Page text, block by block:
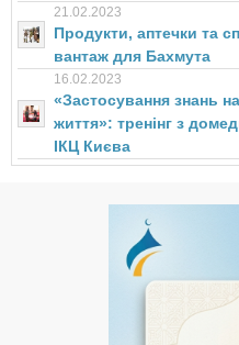
21.02.2023
Продукти, аптечки та
вантаж для Бахмута
16.02.2023
«Застосування знань
життя»: тренінг з
ІКЦ Києва